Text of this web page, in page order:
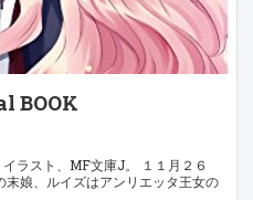
BOOK
ラスト、MF文庫J。 １１月２６
末娘、ルイズはアンリエッタ王女の